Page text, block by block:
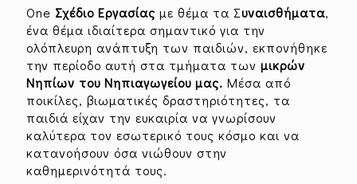
One Σχέδιο Εργασίας με θέμα τα Συναισθήματα,
ένα θέμα ιδιαίτερα σημαντικό για την
ολόπλευρη ανάπτυξη των παιδιών, εκπονήθηκε
την περίοδο αυτή στα τμήματα των μικρών
Νηπίων του Νηπιαγωγείου μας. Μέσα από
ποικίλες, βιωματικές δραστηριότητες, τα
παιδιά είχαν την ευκαιρία να γνωρίσουν
καλύτερα τον εσωτερικό τους κόσμο και να
κατανοήσουν όσα νιώθουν στην
καθημερινότητά τους.